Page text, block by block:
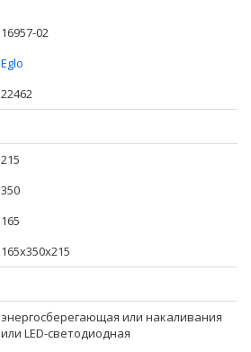
16957-02
Eglo
22462
215
350
165
165x350x215
энергосберегающая или накаливания
или LED-светодиодная